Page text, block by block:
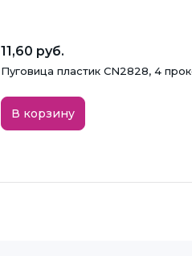
11,60 руб.
Пуговица пластик CN2828, 4
В корзину